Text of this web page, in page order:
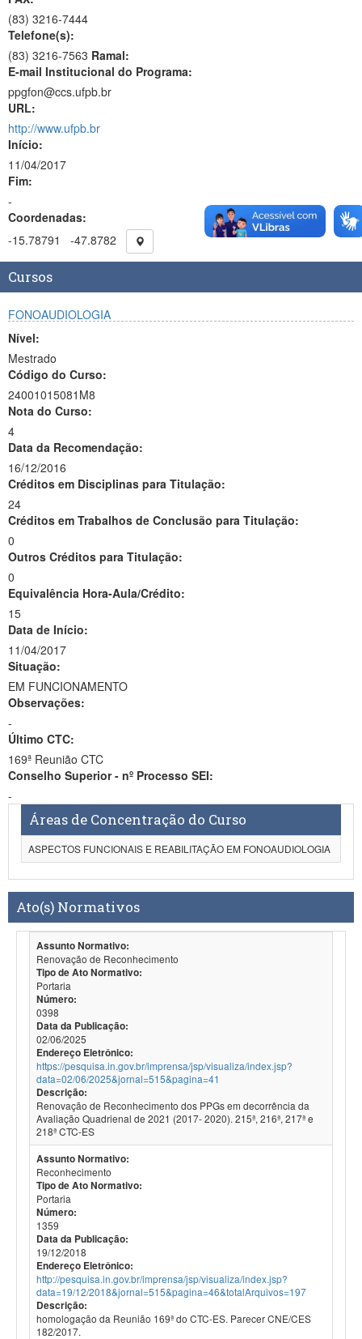
(83) 3216-7444
Telefone(s):
(83) 3216-7563 Ramal:
E-mail Institucional do Programa:
ppgfon@ccs.ufpb.br
URL:
http://www.ufpb.br
Início:
11/04/2017
Fim:
-
Coordenadas:
-15.78791
-47.8782
Cursos
FONOAUDIOLOGIA
Nível:
Mestrado
Código do Curso:
24001015081M8
Nota do Curso:
4
Data da Recomendação:
16/12/2016
Créditos em Disciplinas para Titulação:
24
Créditos em Trabalhos de Conclusão para Titulação:
0
Outros Créditos para Titulação:
0
Equivalência Hora-Aula/Crédito:
15
Data de Início:
11/04/2017
Situação:
EM FUNCIONAMENTO
Observações:
-
Último CTC:
169ª Reunião CTC
Conselho Superior - nº Processo SEI:
-
Áreas de Concentração do Curso
ASPECTOS FUNCIONAIS E REABILITAÇÃO EM FONOAUDIOLOGIA
Ato(s) Normativos
Assunto Normativo:
Renovação de Reconhecimento
Tipo de Ato Normativo:
Portaria
Número:
0398
Data da Publicação:
02/06/2025
Endereço Eletrônico:
https://pesquisa.in.gov.br/imprensa/jsp/visualiza/index.jsp?
data=02/06/2025&jornal=515&pagina=41
Descrição:
Renovação de Reconhecimento dos PPGs em decorrência da
Avaliação Quadrienal de 2021 (2017- 2020). 215ª, 216ª, 217ª e
218ª CTC-ES
Assunto Normativo:
Reconhecimento
Tipo de Ato Normativo:
Portaria
Número:
1359
Data da Publicação:
19/12/2018
Endereço Eletrônico:
http://pesquisa.in.gov.br/imprensa/jsp/visualiza/index.jsp?
data=19/12/2018&jornal=515&pagina=46&totalArquivos=197
Descrição:
homologação da Reunião 169ª do CTC-ES. Parecer CNE/CES
182/2017.